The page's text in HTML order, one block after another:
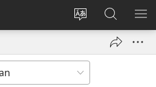
Salatan
lenguahe
na
site
Man-
log
new
Mananap
ed
JW.ORG